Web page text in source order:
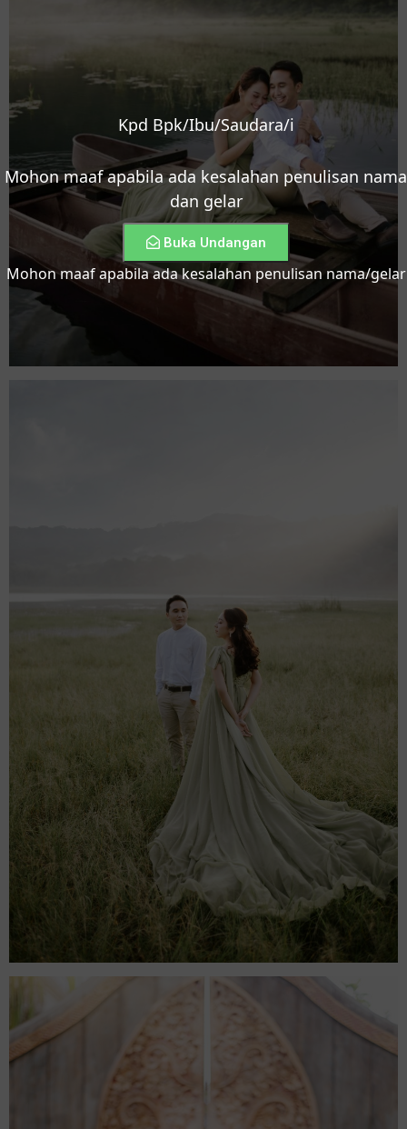
Kpd Bpk/Ibu/Saudara/i
Mohon maaf apabila ada kesalahan penulisan nama
dan gelar
Buka Undangan
Mohon maaf apabila ada kesalahan penulisan nama/gelar